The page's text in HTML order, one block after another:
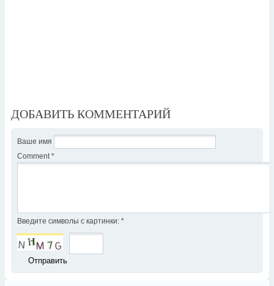
ДОБАВИТЬ КОММЕНТАРИЙ
Ваше имя
Comment *
Введите символы с картинки: *